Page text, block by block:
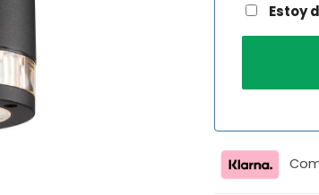
Estoy